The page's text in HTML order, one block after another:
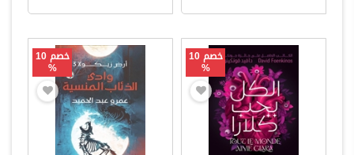
خصم 10
%
خصم 10
%